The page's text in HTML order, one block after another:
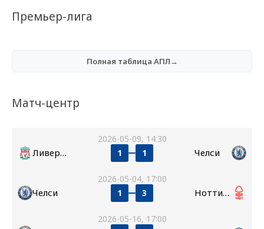
Премьер-лига
Полная таблица АПЛ→
Матч-центр
2026-05-09, 14:30
Ливерпуль 1 1 Челси
2026-05-04, 17:00
Челси 1 3 Ноттингем Форест
2026-05-16, 17:00